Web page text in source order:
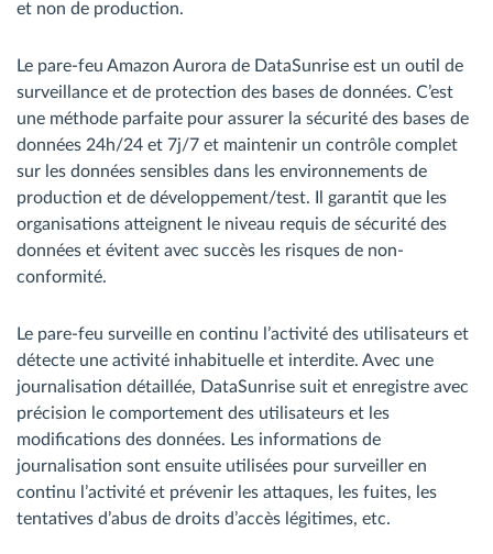
et non de production.
Le pare-feu Amazon Aurora de DataSunrise est un outil de
surveillance et de protection des bases de données. C’est
une méthode parfaite pour assurer la sécurité des bases de
données 24h/24 et 7j/7 et maintenir un contrôle complet
sur les données sensibles dans les environnements de
production et de développement/test. Il garantit que les
organisations atteignent le niveau requis de sécurité des
données et évitent avec succès les risques de non-
conformité.
Le pare-feu surveille en continu l’activité des utilisateurs et
détecte une activité inhabituelle et interdite. Avec une
journalisation détaillée, DataSunrise suit et enregistre avec
précision le comportement des utilisateurs et les
modifications des données. Les informations de
journalisation sont ensuite utilisées pour surveiller en
continu l’activité et prévenir les attaques, les fuites, les
tentatives d’abus de droits d’accès légitimes, etc.